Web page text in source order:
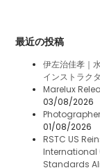
最近の投稿
伊左治佳孝｜
インストラク
Marelux
03/08/2026
01/08/2026
RSTC US
International
Standards